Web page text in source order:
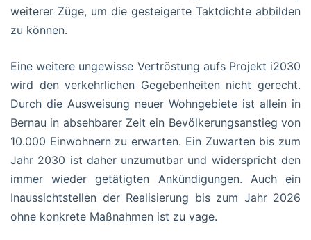
weiterer Züge, um die gesteigerte Taktdichte abbilden
zu können.
Eine weitere ungewisse Vertröstung aufs Projekt i2030
wird den verkehrlichen Gegebenheiten nicht gerecht.
Durch die Ausweisung neuer Wohngebiete ist allein in
Bernau in absehbarer Zeit ein Bevölkerungsanstieg von
10.000 Einwohnern zu erwarten. Ein Zuwarten bis zum
Jahr 2030 ist daher unzumutbar und widerspricht den
immer wieder getätigten Ankündigungen. Auch ein
Inaussichtstellen der Realisierung bis zum Jahr 2026
ohne konkrete Maßnahmen ist zu vage.